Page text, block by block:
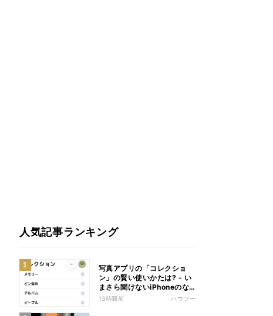
人気記事ランキング
写真アプリの「コレクショ
ン」の賢い使いかたは? - い
まさら聞けないiPhoneのな
ぜ
13時間前 ハウツー